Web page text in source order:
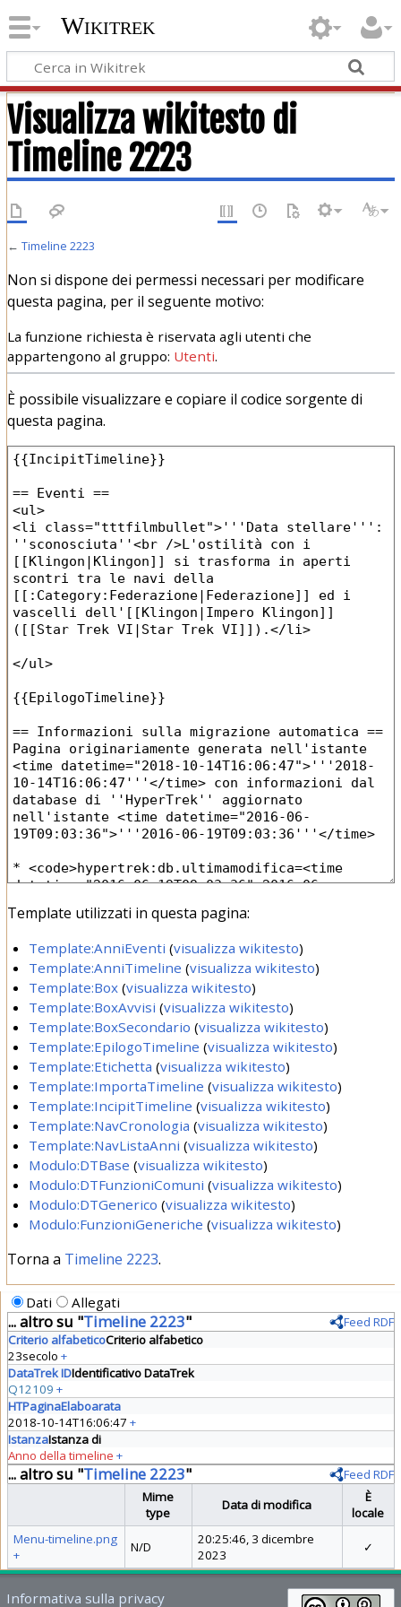
Wikitrek
Visualizza wikitesto di
Timeline 2223
← Timeline 2223
Non si dispone dei permessi necessari per modificare
questa pagina, per il seguente motivo:
La funzione richiesta è riservata agli utenti che
appartengono al gruppo: Utenti.
È possibile visualizzare e copiare il codice sorgente di
questa pagina.
Template utilizzati in questa pagina:
Template:AnniEventi (visualizza wikitesto)
Template:AnniTimeline (visualizza wikitesto)
Template:Box (visualizza wikitesto)
Template:BoxAvvisi (visualizza wikitesto)
Template:BoxSecondario (visualizza wikitesto)
Template:EpilogoTimeline (visualizza wikitesto)
Template:Etichetta (visualizza wikitesto)
Template:ImportaTimeline (visualizza wikitesto)
Template:IncipitTimeline (visualizza wikitesto)
Template:NavCronologia (visualizza wikitesto)
Template:NavListaAnni (visualizza wikitesto)
Modulo:DTBase (visualizza wikitesto)
Modulo:DTFunzioniComuni (visualizza wikitesto)
Modulo:DTGenerico (visualizza wikitesto)
Modulo:FunzioniGeneriche (visualizza wikitesto)
Torna a Timeline 2223.
Dati Allegati
... altro su "Timeline 2223"
Feed RDF
Criterio alfabeticoCriterio alfabetico
23secolo +
DataTrek IDIdentificativo DataTrek
Q12109 +
HTPaginaElaboarata
2018-10-14T16:06:47 +
IstanzaIstanza di
Anno della timeline +
... altro su "Timeline 2223"
Feed RDF
Mime
type
Data di modifica
È
locale
Menu-timeline.png
+
N/D
20:25:46, 3 dicembre
2023
✓
Informativa sulla privacy